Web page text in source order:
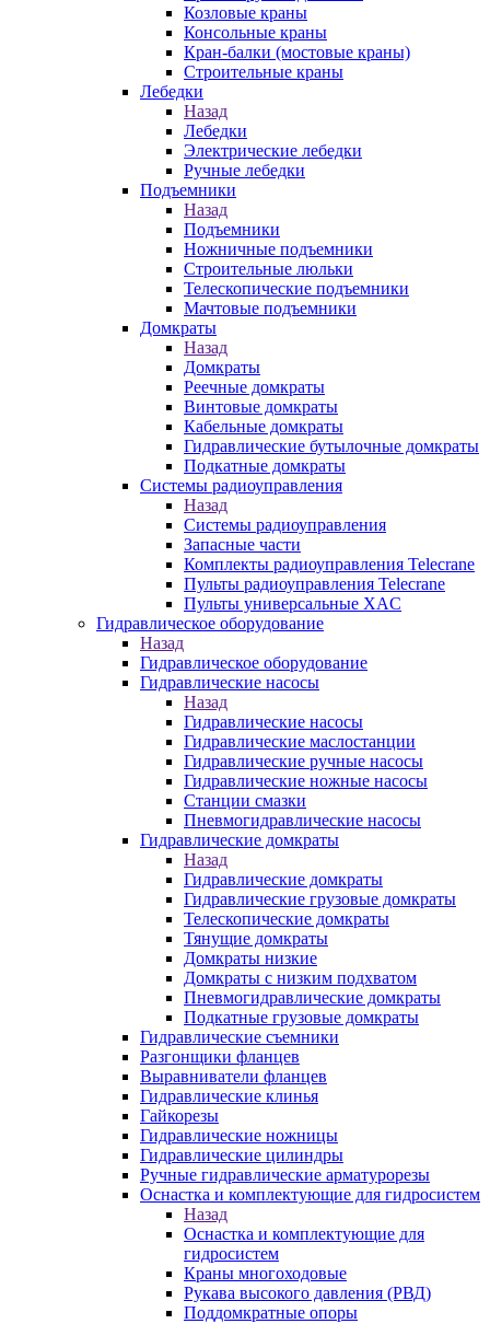
Козловые краны
Консольные краны
Кран-балки (мостовые краны)
Строительные краны
Лебедки
Назад
Лебедки
Электрические лебедки
Ручные лебедки
Подъемники
Назад
Подъемники
Ножничные подъемники
Строительные люльки
Телескопические подъемники
Мачтовые подъемники
Домкраты
Назад
Домкраты
Реечные домкраты
Винтовые домкраты
Кабельные домкраты
Гидравлические бутылочные домкраты
Подкатные домкраты
Системы радиоуправления
Назад
Системы радиоуправления
Запасные части
Комплекты радиоуправления Telecrane
Пульты радиоуправления Telecrane
Пульты универсальные XAC
Гидравлическое оборудование
Назад
Гидравлическое оборудование
Гидравлические насосы
Назад
Гидравлические насосы
Гидравлические маслостанции
Гидравлические ручные насосы
Гидравлические ножные насосы
Станции смазки
Пневмогидравлические насосы
Гидравлические домкраты
Назад
Гидравлические домкраты
Гидравлические грузовые домкраты
Телескопические домкраты
Тянущие домкраты
Домкраты низкие
Домкраты с низким подхватом
Пневмогидравлические домкраты
Подкатные грузовые домкраты
Гидравлические съемники
Разгонщики фланцев
Выравниватели фланцев
Гидравлические клинья
Гайкорезы
Гидравлические ножницы
Гидравлические цилиндры
Ручные гидравлические арматурорезы
Оснастка и комплектующие для гидросистем
Назад
Оснастка и комплектующие для
гидросистем
Краны многоходовые
Рукава высокого давления (РВД)
Поддомкратные опоры